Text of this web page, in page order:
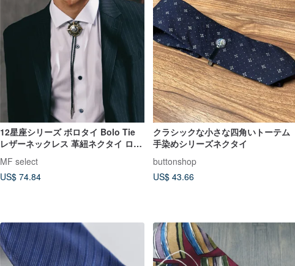
12星座シリーズ ボロタイ Bolo Tie
レザーネックレス 革紐ネクタイ ロン
MF select
US$ 74.84
クラシックな小さな四角いトーテム
手染めシリーズネクタイ
buttonshop
US$ 43.66